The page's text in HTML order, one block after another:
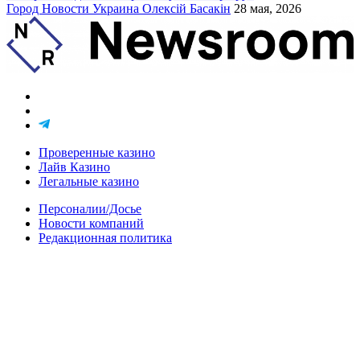
Город Новости Украина Олексій Басакін 28 мая, 2026
Проверенные казино
Лайв Казино
Легальные казино
Персоналии/Досье
Новости компаний
Редакционная политика